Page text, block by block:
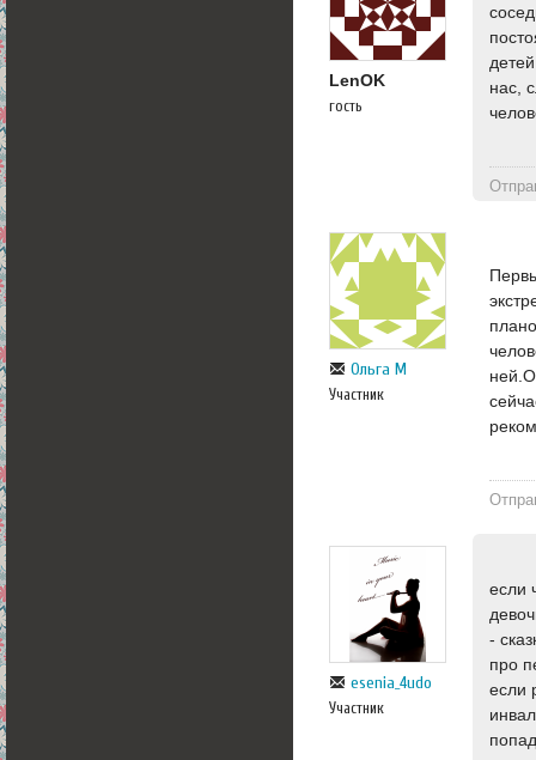
LenOK
гость
нас,
Ольга М
Участник
esenia_4udo
Участник
если
-
про
если